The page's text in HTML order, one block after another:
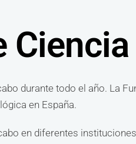
durante todo el año. La
en España.
en diferentes